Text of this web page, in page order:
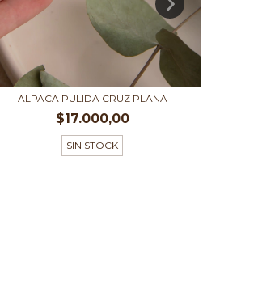
ALPACA PULIDA CRUZ PLANA
$17.000,00
SIN STOCK